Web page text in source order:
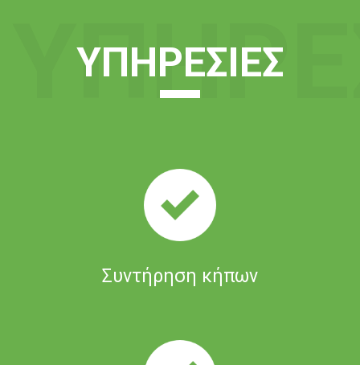
ΥΠΗΡΕΣΊΕΣ
Συντήρηση κήπων